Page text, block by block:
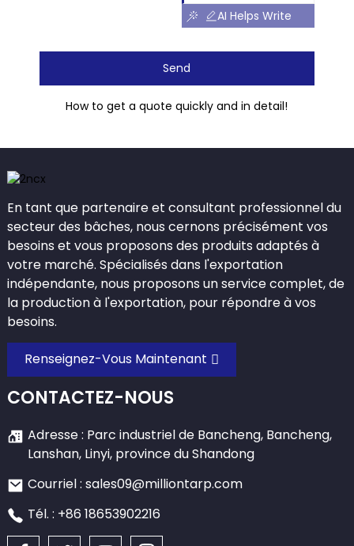
AI Helps Write
Send
How to get a quote quickly and in detail!
En tant que partenaire et consultant professionnel du
secteur des bâches, nous cernons précisément vos
besoins et vous proposons des produits adaptés à
votre marché. Spécialisés dans l'exportation
indépendante, nous proposons un service complet, de
la production à l'exportation, pour répondre à vos
besoins.
Renseignez-Vous Maintenant
CONTACTEZ-NOUS
Adresse : Parc industriel de Bancheng, Bancheng,
Lanshan, Linyi, province du Shandong
Courriel : sales09@milliontarp.com
Tél. : +86 18653902216